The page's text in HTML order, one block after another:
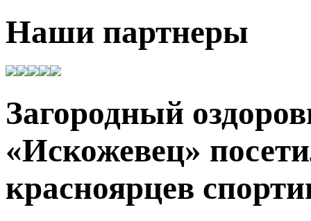
Наши партнеры
Загородный
«Искожевец»
красноярцев